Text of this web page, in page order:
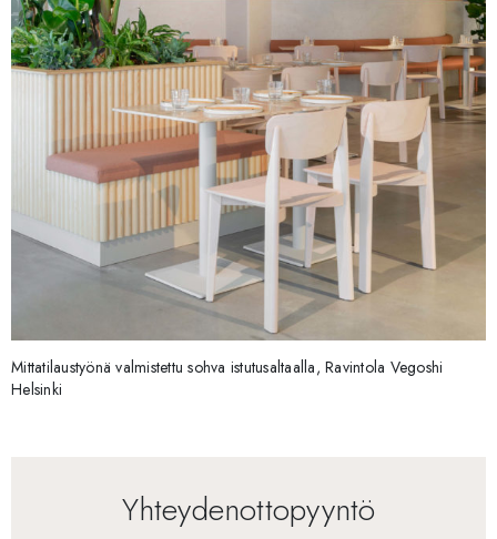
Mittatilaustyönä valmistettu sohva istutusaltaalla, Ravintola Vegoshi
Helsinki
Yhteydenottopyyntö